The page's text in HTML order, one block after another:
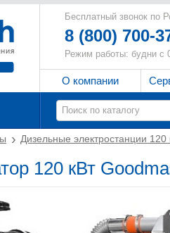
Бесплатный звонок по
8 (800) 700-
Режим работы: будни с
О компании
Дизельные электростанции 120
120 кВт